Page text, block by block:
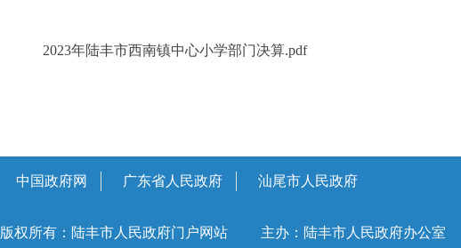
2023年陆丰市西南镇中心小学部门决算.pdf
中国政府网 广东省人民政府 汕尾市人民政府
版权所有：陆丰市人民政府门户网站 主办：陆丰市人民政府办公室